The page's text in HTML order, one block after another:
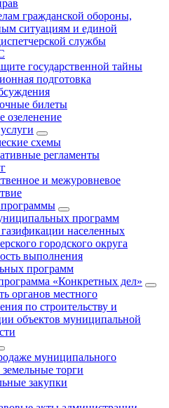
гражданской обороны,
ситуациям и единой
службы
государственной тайны
подготовка
билеты
озеленение
схемы
регламенты
и межуровневое
программ
населенных
городского округа
выполнения
программ
«Конкретных дел»
органов местного
по строительству и
объектов муниципальной
муниципального
торги
закупки